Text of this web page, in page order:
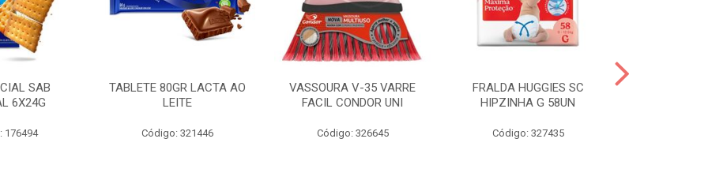
SAB
6X24G
176494
TABLETE 80GR LACTA AO
LEITE
Código: 321446
VASSOURA V-35 VARRE
FACIL CONDOR UNI
Código: 326645
FRALDA HUGGIES SC
HIPZINHA G 58UN
Código: 327435